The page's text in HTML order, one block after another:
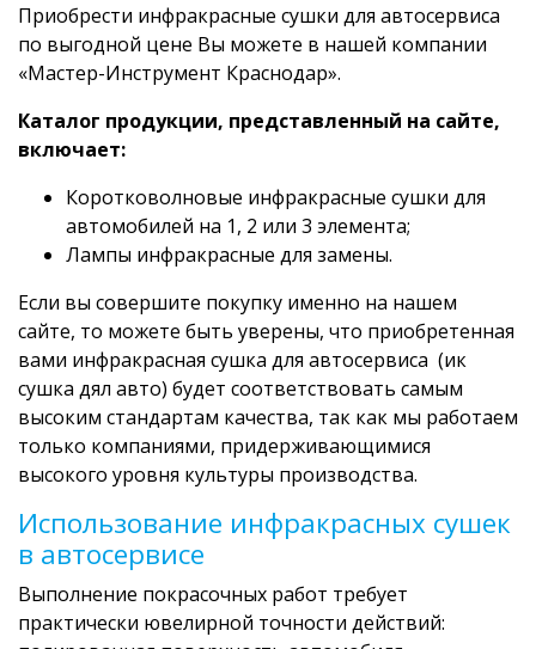
Приобрести инфракрасные сушки для автосервиса
по выгодной цене Вы можете в нашей компании
«Мастер-Инструмент Краснодар».
Каталог продукции, представленный на сайте,
включает:
Коротковолновые инфракрасные сушки для
автомобилей на 1, 2 или 3 элемента;
Лампы инфракрасные для замены.
Если вы совершите покупку именно на нашем
сайте, то можете быть уверены, что приобретенная
вами инфракрасная сушка для автосервиса (ик
сушка дял авто) будет соответствовать самым
высоким стандартам качества, так как мы работаем
только компаниями, придерживающимися
высокого уровня культуры производства.
Использование инфракрасных сушек
в автосервисе
Выполнение покрасочных работ требует
практически ювелирной точности действий: